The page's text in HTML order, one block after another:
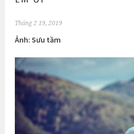
Tháng 2 19, 2019
Ảnh: Sưu tầm